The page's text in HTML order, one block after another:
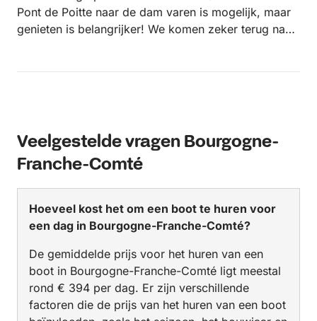
Pont de Poitte naar de dam varen is mogelijk, maar
genieten is belangrijker! We komen zeker terug naar
Veelgestelde vragen Bourgogne-
Franche-Comté
Hoeveel kost het om een boot te huren voor
een dag in Bourgogne-Franche-Comté?
De gemiddelde prijs voor het huren van een
boot in Bourgogne-Franche-Comté ligt meestal
rond € 394 per dag. Er zijn verschillende
factoren die de prijs van het huren van een boot